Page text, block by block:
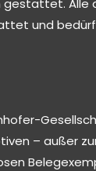
gestattet. Alle
und
– außer